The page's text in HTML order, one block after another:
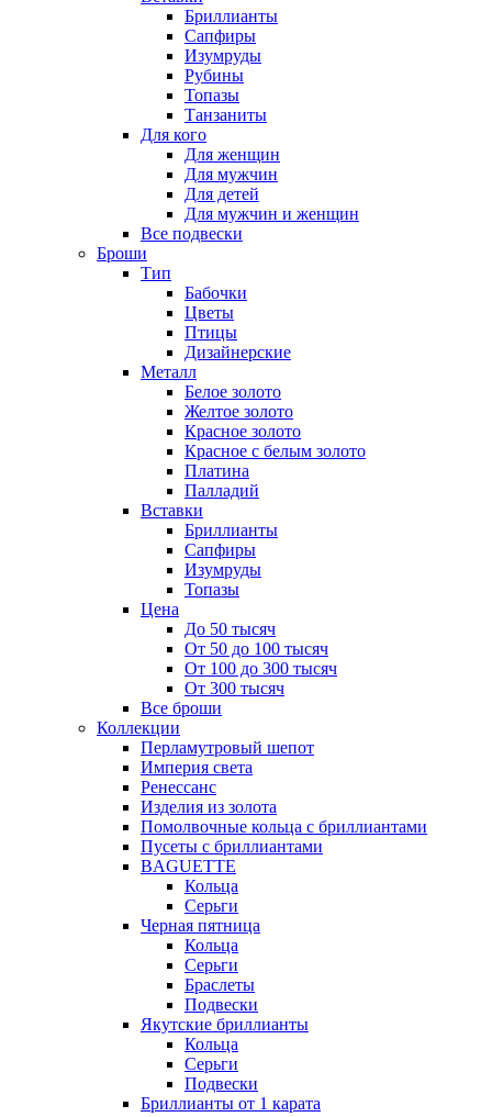
Бриллианты
Сапфиры
Изумруды
Рубины
Топазы
Танзаниты
Для кого
Для женщин
Для мужчин
Для детей
Для мужчин и женщин
Все подвески
Броши
Тип
Бабочки
Цветы
Птицы
Дизайнерские
Металл
Белое золото
Желтое золото
Красное золото
Красное с белым золото
Платина
Палладий
Вставки
Бриллианты
Сапфиры
Изумруды
Топазы
Цена
До 50 тысяч
От 50 до 100 тысяч
От 100 до 300 тысяч
От 300 тысяч
Все броши
Коллекции
Перламутровый шепот
Империя света
Ренессанс
Изделия из золота
Помолвочные кольца с бриллиантами
Пусеты с бриллиантами
BAGUETTE
Кольца
Серьги
Черная пятница
Кольца
Серьги
Браслеты
Подвески
Якутские бриллианты
Кольца
Серьги
Подвески
Бриллианты от 1 карата